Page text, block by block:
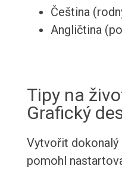
Čeština
Angličtina
Tipy na
Grafický
Vytvořit
pomohl